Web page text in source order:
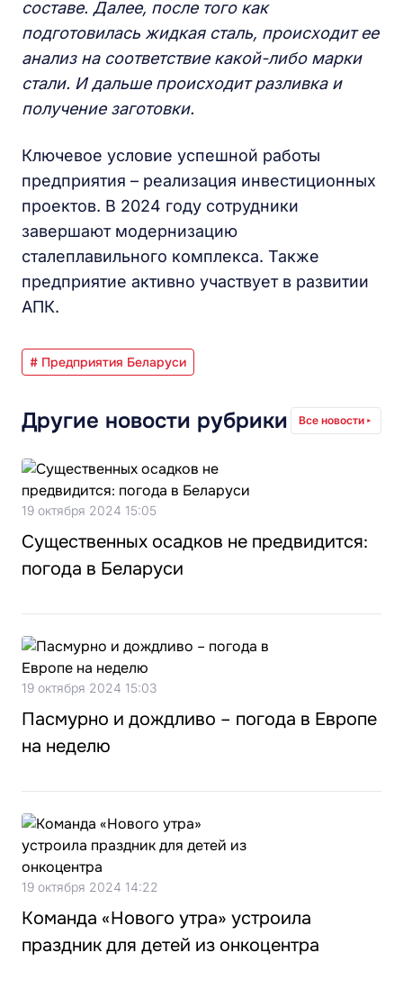
составе. Далее, после того как
подготовилась жидкая сталь, происходит ее
анализ на соответствие какой-либо марки
стали. И дальше происходит разливка и
получение заготовки.
Ключевое условие успешной работы
предприятия – реализация инвестиционных
проектов. В 2024 году сотрудники
завершают модернизацию
сталеплавильного комплекса. Также
предприятие активно участвует в развитии
АПК.
# Предприятия Беларуси
Другие новости рубрики Все новости
19 октября 2024 15:05
Существенных осадков не предвидится:
погода в Беларуси
19 октября 2024 15:03
Пасмурно и дождливо – погода в Европе
на неделю
19 октября 2024 14:22
Команда «Нового утра» устроила
праздник для детей из онкоцентра